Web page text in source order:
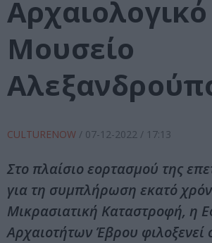
Αρχαιολογικό
Μουσείο
CULTURENOW / 07-12-2022 / 17:13
Στο πλαίσιο εορτασμού της
για τη συμπλήρωση εκατό
Μικρασιατική Καταστροφή, η
Αρχαιοτήτων Έβρου φιλοξενεί